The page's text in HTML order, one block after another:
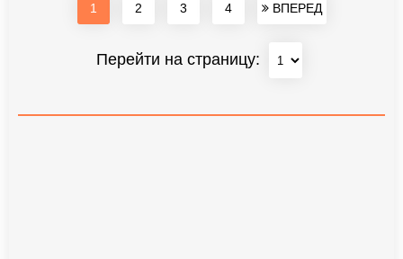
1 2 3 4 ВПЕРЕД
Перейти на страницу: